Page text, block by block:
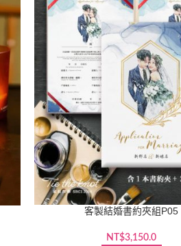
客製結婚書約夾組P05
NT$3,150.0